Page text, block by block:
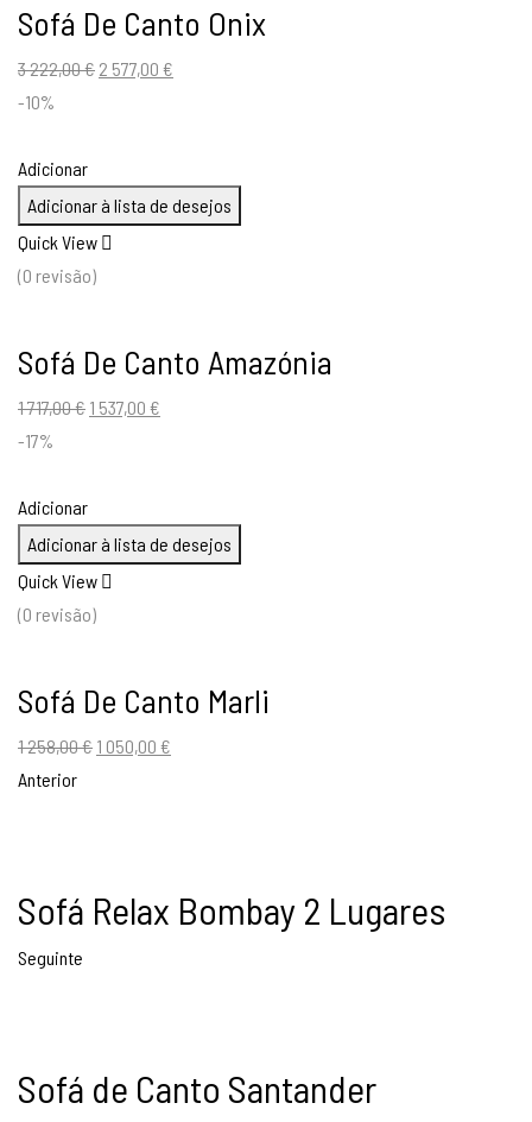
Sofá De Canto Onix
3 222,00€ O
3
222,00 €.
2 577,00 €
2
577,00 €.
-10%
Adicionar
Adicionar à lista de desejos
Quick View
(0 revisão)
Sofá De Canto Amazónia
1 717,00€ O
1
717,00 €.
1 537,00 €
1
537,00 €.
-17%
Adicionar
Adicionar à lista de desejos
Quick View
(0 revisão)
Sofá De Canto Marli
1 258,00€ O
258,00 €.
1 050,00 €
050,00 €.
Anterior
Sofá Relax Bombay 2 Lugares
Seguinte
Sofá de Canto Santander